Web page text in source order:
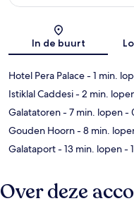
In de buurt
Hotel Pera Palace- 1 min.
Istiklal Caddesi- 2 min.
Galatatoren- 7 min. lopen-
Gouden Hoorn- 8 min.
Galataport- 13 min. lopen-
Over deze